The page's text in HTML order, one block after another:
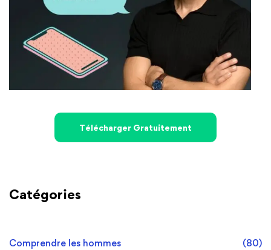
Télécharger Gratuitement
Catégories
Comprendre les hommes (80)